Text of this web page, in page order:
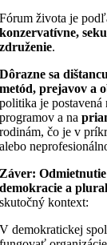
Fórum života je
konzervatívne,
združenie.
Dôrazne sa
metód, prejavov a
politika je
programov a na
rodinám, čo je v
alebo
Záver:
demokracie a
skutočný kontext:
V demokratickej